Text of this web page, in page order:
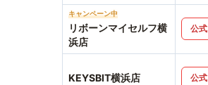
キャンペーン中
リボーンマイセルフ横
浜店
公式
KEYSBIT横浜店 公式